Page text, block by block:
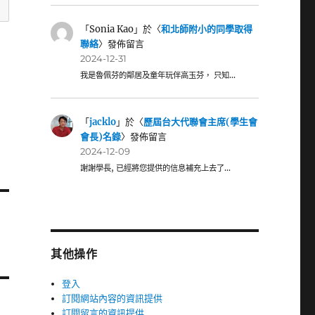
「Sonia Kao」於〈和北師附小的同學取得
聯絡〉發佈留言
2024-12-31
我是魯佩芬的鄰居及童年玩伴高玉芬， 只知…
「jacklo」於〈歷屆台大代聯會主席(學生會
會長)名錄〉發佈留言
2024-12-09
謝謝學長, 已經將您提供的信息補充上去了…
其他操作
登入
訂閱網站內容的資訊提供